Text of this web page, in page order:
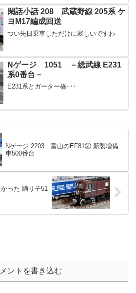
閑話小話 208 武蔵野線 205系 ケ
ヨM17編成回送
つい先日乗車しただけに寂しいですわ
Nゲージ 1051 －総武線 E231
系0番台－
E231系とガーター橋･･･
Nゲージ 2203 富山のEF81② 新製増備
車500番台
った 踊り子51
ントを書き込む